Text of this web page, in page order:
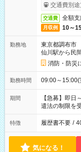
交通費別途
交通費 全額
月収例 10～
勤務地
東京都調布市
仙川駅から民
消防・防災
勤務時間 09:00～
期間
【急募】即
遣法の制限を
特徴 履歴書不要 /
気になる！